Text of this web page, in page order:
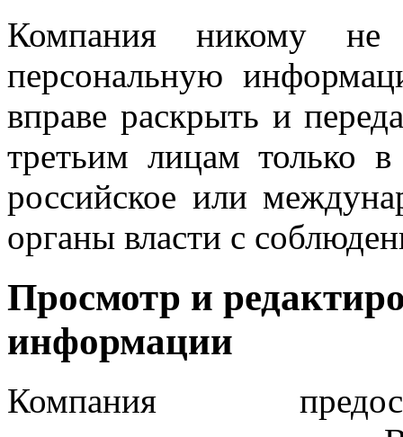
Компания никому не
персональную
вправе раскрыть и
третьим лицам только
российское или
органы власти с
Просмотр и
информации
Компания